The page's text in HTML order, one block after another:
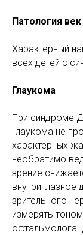
Патология век
Характерный
всех детей с
Глаукома
При синдроме
Глаукома не
характерных
необратимо
зрение
внутриглазное
зрительного
измерять
офтальмолога.